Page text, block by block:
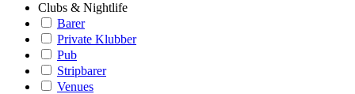
Clubs & Nightlife
Barer
Private Klubber
Pub
Stripbarer
Venues